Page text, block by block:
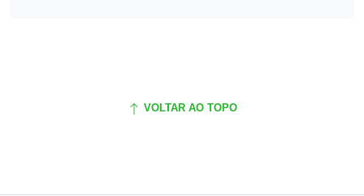
VOLTAR AO TOPO